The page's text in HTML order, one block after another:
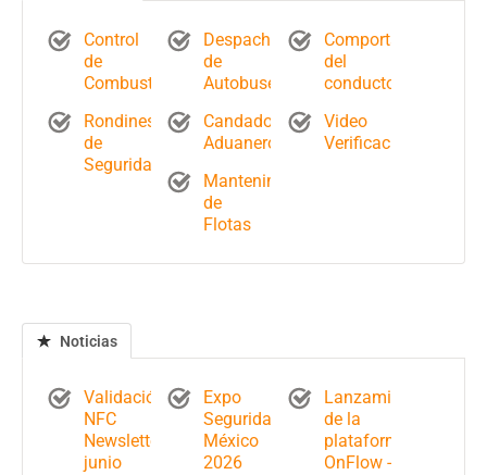
Control
de
Combustible
Despacho
de
Autobuses
Comportamiento
del
conductor
Rondines
de
Seguridad
Candados
Aduaneros
Video
Verificación
Mantenimiento
de
Flotas
Noticias
Validación
NFC
Newsletter
junio
Expo
Seguridad
México
2026
Lanzamiento
de la
plataforma
OnFlow -